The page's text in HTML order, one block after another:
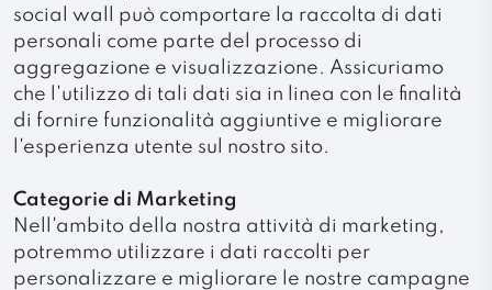
social wall può comportare la raccolta di dati
personali come parte del processo di
aggregazione e visualizzazione. Assicuriamo
che l'utilizzo di tali dati sia in linea con le finalità
di fornire funzionalità aggiuntive e migliorare
l'esperienza utente sul nostro sito.
Categorie di Marketing
Nell'ambito della nostra attività di marketing,
potremmo utilizzare i dati raccolti per
personalizzare e migliorare le nostre campagne